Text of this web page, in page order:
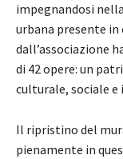
impegnandosi
urbana presente
dall’associazione
di 42 opere: un
culturale, sociale
Il ripristino del
pienamente in